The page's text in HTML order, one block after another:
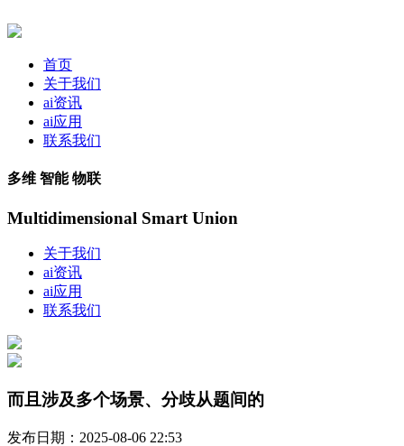
首页
关于我们
ai资讯
ai应用
联系我们
多维 智能 物联
Multidimensional Smart Union
关于我们
ai资讯
ai应用
联系我们
而且涉及多个场景、分歧从题间的
发布日期：2025-08-06 22:53